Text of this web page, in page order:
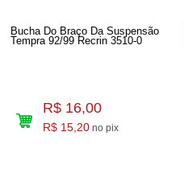
Bucha Do Braço Da Suspensão
Tempra 92/99 Recrin 3510-0
R$ 16,00
R$ 15,20 no pix